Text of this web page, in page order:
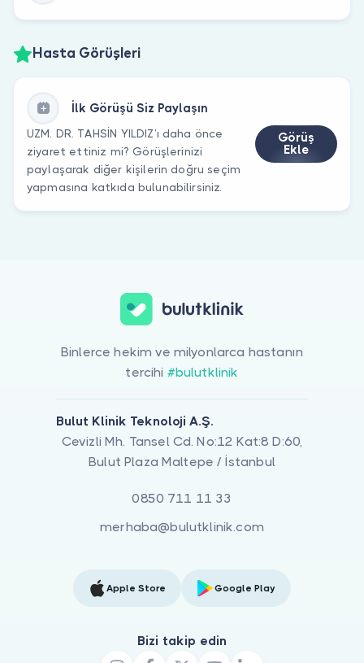
Hasta Görüşleri
İlk Görüşü Siz Paylaşın
UZM. DR. TAHSİN YILDIZ’ı daha önce
ziyaret ettiniz mi? Görüşlerinizi
paylaşarak diğer kişilerin doğru seçim
yapmasına katkıda bulunabilirsiniz.
Görüş
Ekle
Binlerce hekim ve milyonlarca hastanın
tercihi #bulutklinik
Bulut Klinik Teknoloji A.Ş.
Cevizli Mh. Tansel Cd. No:12 Kat:8 D:60,
Bulut Plaza Maltepe / İstanbul
0850 711 11 33
merhaba@bulutklinik.com
Apple Store Google Play
Bizi takip edin